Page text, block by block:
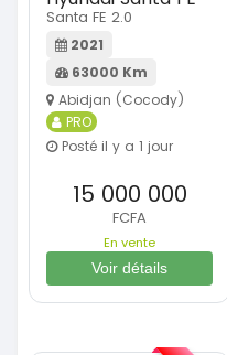
Santa FE 2.0
2021
63000 Km
Abidjan (Cocody)
PRO
Posté il y a 1 jour
15 000 000
FCFA
En vente
Voir détails